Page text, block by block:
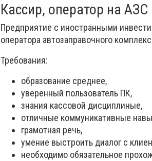
Кассир, оператор на АЗС
Предприятие с иностранными
оператора автозаправочного
Требования:
образование среднее,
уверенный пользователь ПК,
знания кассовой дисциплиные,
отличные коммуникативные
грамотная речь,
умение выстроить диалог с
необходимо обязательное